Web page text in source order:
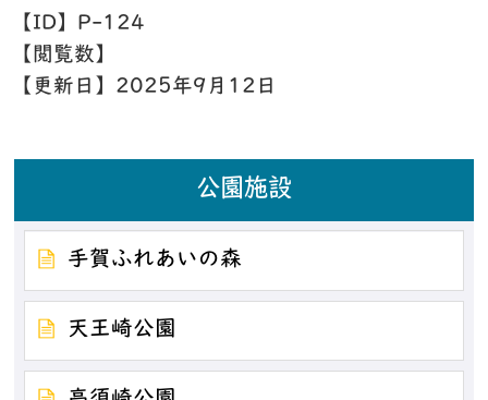
【ID】 P-124
【閲覧数】
【更新日】 2025年9月12日
公園施設
手賀ふれあいの森
天王崎公園